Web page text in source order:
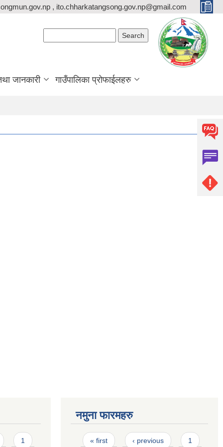
, ito.chharkatangsong.gov.np@gmail.com
जानकारी गाउँपालिका प्रोफाईलहरु
1
नमुना फारमहरु
Pages
« first ‹ previous 1